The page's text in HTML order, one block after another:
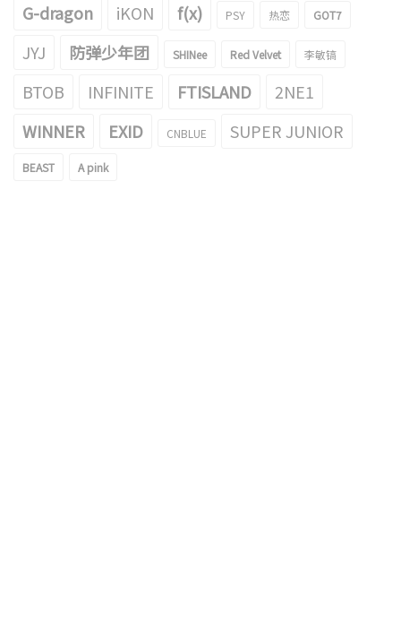
G-dragon iKON f(x) PSY 热恋 GOT7
JYJ 防弹少年团 SHINee Red Velvet 李敏镐
BTOB INFINITE FTISLAND
2NE1
WINNER
EXID CNBLUE SUPER JUNIOR
BEAST A pink